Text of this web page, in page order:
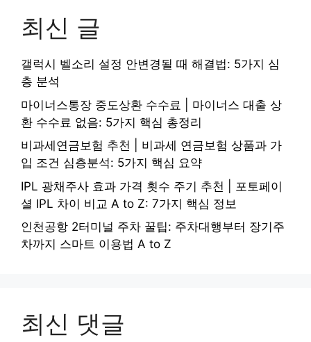
최신 글
갤럭시 벨소리 설정 안변경될 때 해결법: 5가지 심
층 분석
마이너스통장 중도상환 수수료 | 마이너스 대출 상
환 수수료 없음: 5가지 핵심 총정리
비과세연금보험 추천 | 비과세 연금보험 상품과 가
입 조건 심층분석: 5가지 핵심 요약
IPL 광채주사 효과 가격 횟수 주기 추천 | 포토페이
셜 IPL 차이 비교 A to Z: 7가지 핵심 정보
인천공항 2터미널 주차 꿀팁: 주차대행부터 장기주
차까지 스마트 이용법 A to Z
최신 댓글